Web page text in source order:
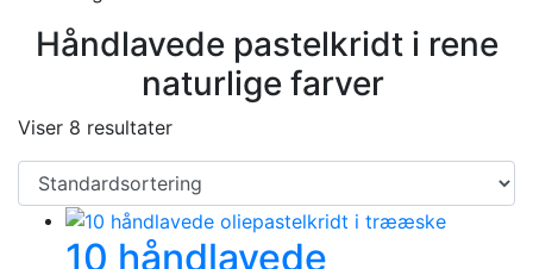
Håndlavede pastelkridt i rene
naturlige farver
Viser 8 resultater
10 håndlavede